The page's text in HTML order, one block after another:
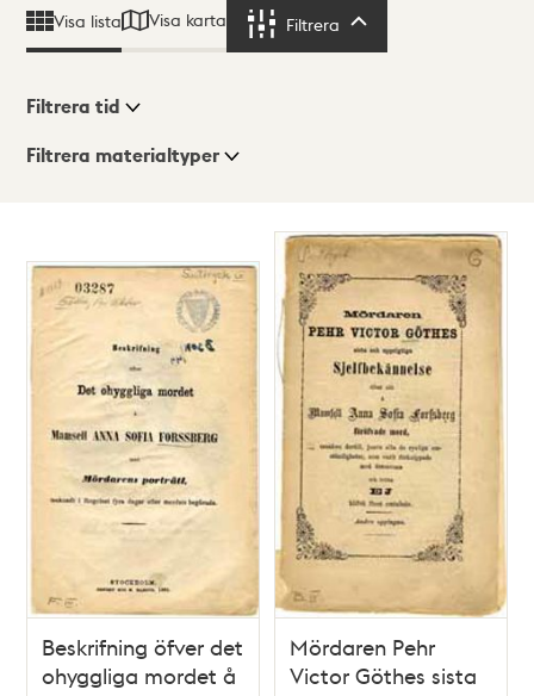
Visa lista Visa karta Filtrera
Visningsläge
Lista
Karta
Filtrera tid
Filtrera materialtyper
Beskrifning öfver det
ohyggliga mordet å
Mördaren Pehr
Victor Göthes sista